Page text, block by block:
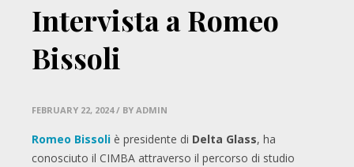
Intervista a Romeo
Bissoli
FEBRUARY 22, 2024 / BY ADMIN
Romeo Bissoli è presidente di Delta Glass, ha
conosciuto il CIMBA attraverso il percorso di studio